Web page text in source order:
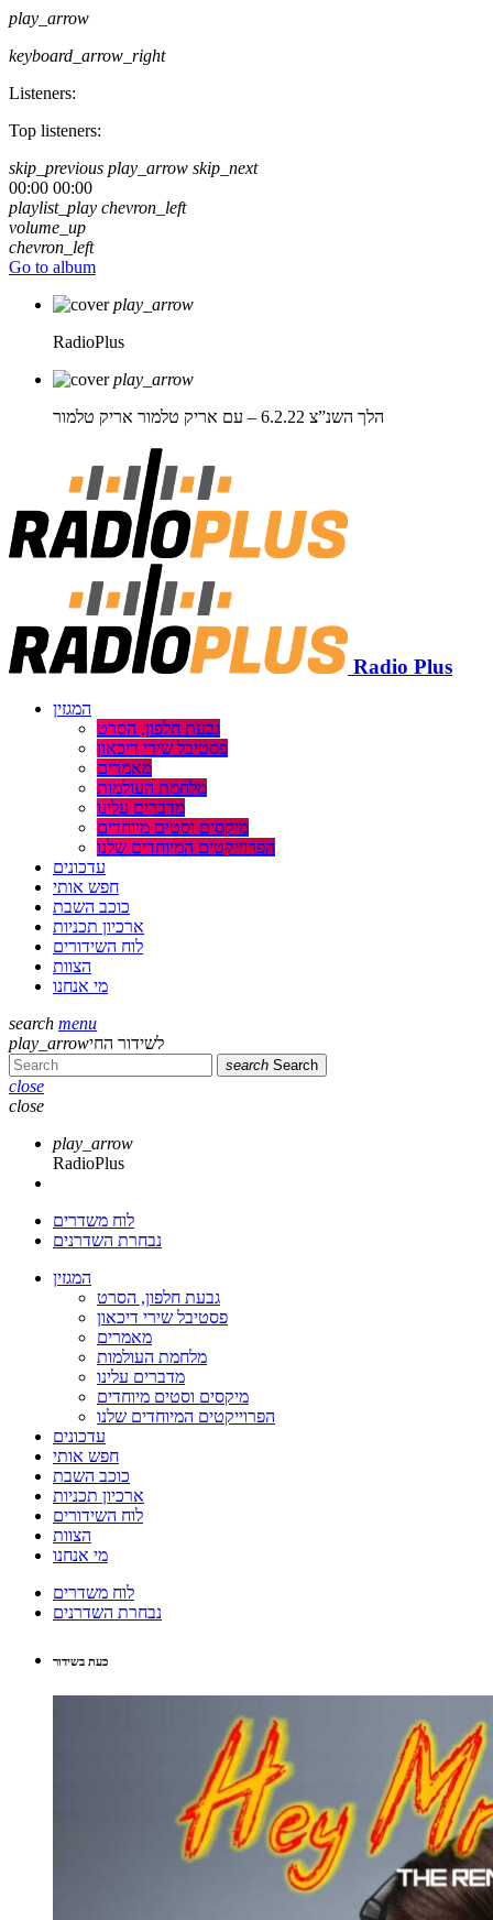
play_arrow
keyboard_arrow_right
Listeners:
Top listeners:
skip_previous play_arrow skip_next
00:00 00:00
playlist_play chevron_left
volume_up
chevron_left
Go to album
play_arrow
RadioPlus
play_arrow
הלך השנ”צ 6.2.22 – עם אריק טלמור
אריק טלמור
Radio Plus
המגזין
גבעת חלפון, הסרט
פסטיבל שירי דיכאון
מאמרים
מלחמת העולמות
מדברים עלינו
מיקסים וסטים מיוחדים
הפרוייקטים המיוחדים שלנו
עדכונים
חפש אותי
כוכב השבת
ארכיון תכניות
לוח השידורים
הצוות
מי אנחנו
search menu
play_arrowלשידור החי
search Search
close
close
play_arrow
RadioPlus
לוח משדרים
נבחרת השדרנים
המגזין
גבעת חלפון, הסרט
פסטיבל שירי דיכאון
מאמרים
מלחמת העולמות
מדברים עלינו
מיקסים וסטים מיוחדים
הפרוייקטים המיוחדים שלנו
עדכונים
חפש אותי
כוכב השבת
ארכיון תכניות
לוח השידורים
הצוות
מי אנחנו
לוח משדרים
נבחרת השדרנים
כעת בשידור